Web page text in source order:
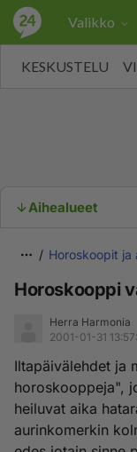
Valikko
KESKUSTELU
Aihealueet
Horoskoopit ja
Horoskooppi
Herra Harmonia
2001-01-31
Iltapäivälehdet ja
horoskooppeja",
heiluvat aika
aurinkomerkin